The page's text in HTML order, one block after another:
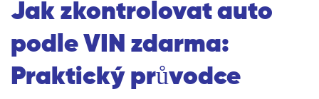
Jak zkontrolovat auto
podle VIN zdarma:
Praktický průvodce